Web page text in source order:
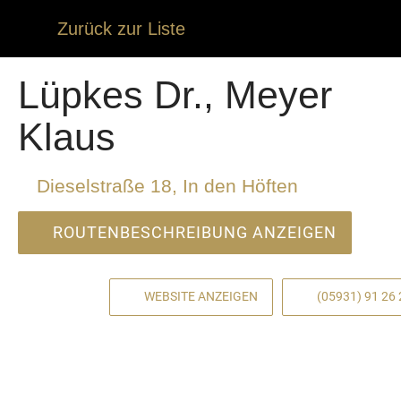
Zurück zur Liste
Lüpkes Dr., Meyer
Klaus
Dieselstraße 18, In den Höften
ROUTENBESCHREIBUNG ANZEIGEN
WEBSITE ANZEIGEN (05931) 91 26